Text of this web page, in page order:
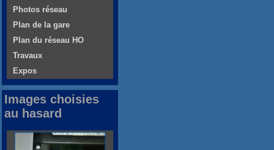
Photos réseau
Plan de la gare
Plan du réseau HO
Travaux
Expos
Images choisies
au hasard